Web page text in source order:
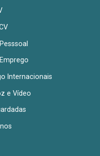
Internacionais
e Vídeo